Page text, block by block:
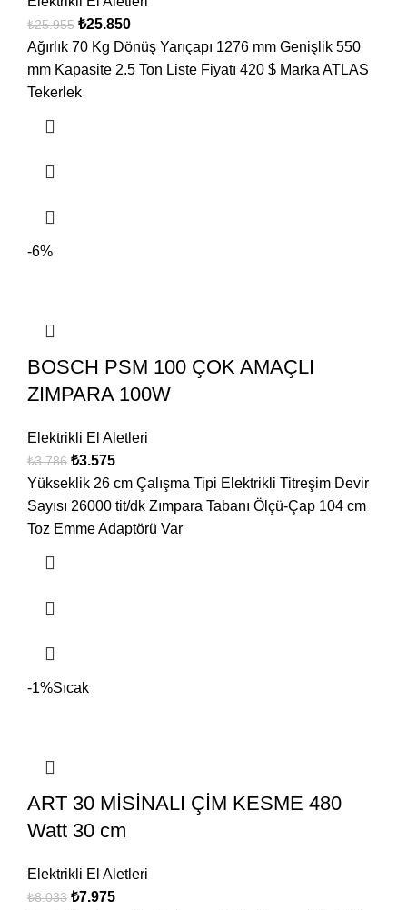
₺25.955 ₺25.850
Ağırlık 70 Kg Dönüş Yarıçapı 1276 mm Genişlik 550
mm Kapasite 2.5 Ton Liste Fiyatı 420 $ Marka ATLAS
Tekerlek
-6%
BOSCH PSM 100 ÇOK AMAÇLI
ZIMPARA 100W
Elektrikli El Aletleri
₺3.786 ₺3.575
Yükseklik 26 cm Çalışma Tipi Elektrikli Titreşim Devir
Sayısı 26000 tit/dk Zımpara Tabanı Ölçü-Çap 104 cm
Toz Emme Adaptörü Var
-1%Sıcak
ART 30 MİSİNALI ÇİM KESME 480
Watt 30 cm
Elektrikli El Aletleri
₺8.033 ₺7.975